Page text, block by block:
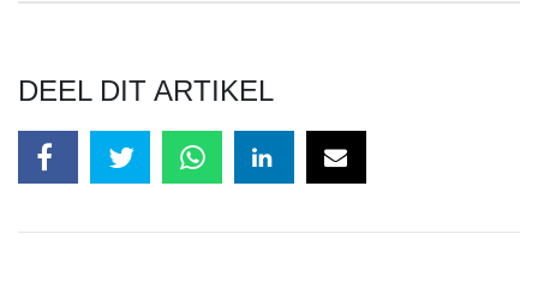
DEEL DIT ARTIKEL